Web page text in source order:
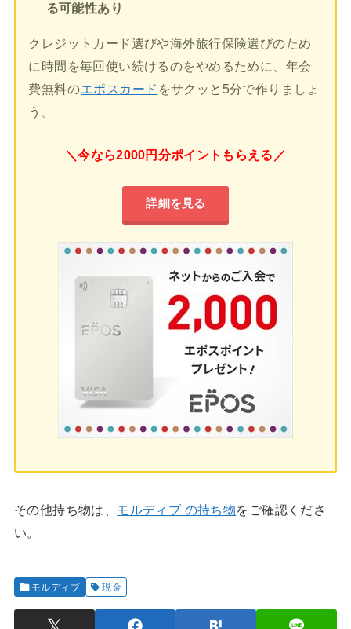
る可能性あり
クレジットカード選びや海外旅行保険選びのため
に時間を毎回使い続けるのをやめるために、年会
費無料のエポスカード をサクッと5分で作りましょ
う。
＼今なら2000円分ポイントもらえる／
詳細を見る
その他持ち物は、 モルディブ の持ち物をご確認くださ
い。
モルディブ 現金